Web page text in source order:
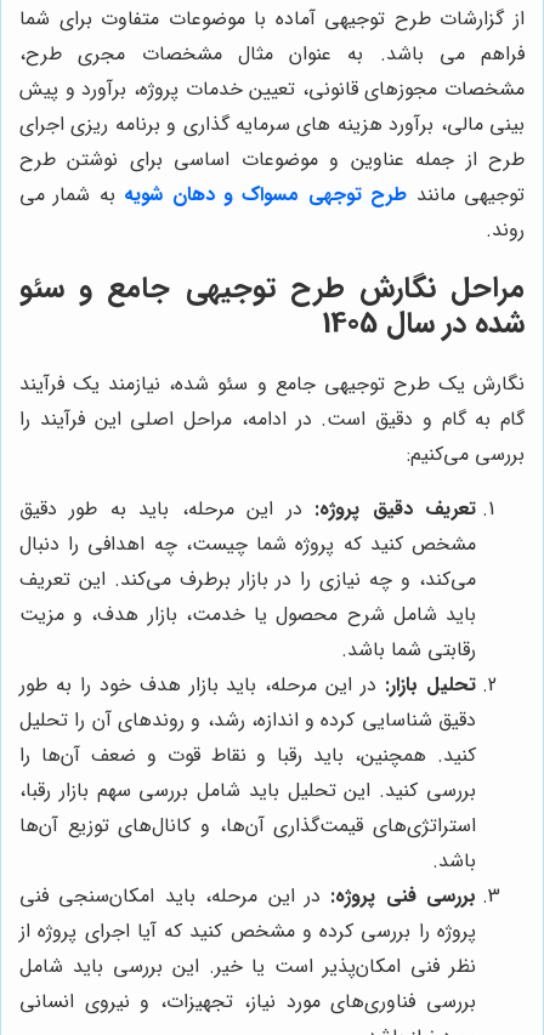
از گزارشات طرح توجیهی آماده با موضوعات متفاوت برای شما
فراهم می باشد. به عنوان مثال مشخصات مجری طرح،
مشخصات مجوزهای قانونی، تعیین خدمات پروژه، برآورد و پیش
بینی مالی، برآورد هزینه های سرمایه گذاری و برنامه ریزی اجرای
طرح از جمله عناوین و موضوعات اساسی برای نوشتن طرح
توجیهی مانند طرح توجهی مسواک و دهان شویه به شمار می
روند.
مراحل نگارش طرح توجیهی جامع و سئو
شده در سال 1405
نگارش یک طرح توجیهی جامع و سئو شده، نیازمند یک فرآیند
گام به گام و دقیق است. در ادامه، مراحل اصلی این فرآیند را
بررسی می‌کنیم:
تعریف دقیق پروژه: در این مرحله، باید به طور دقیق
مشخص کنید که پروژه شما چیست، چه اهدافی را دنبال
می‌کند، و چه نیازی را در بازار برطرف می‌کند. این تعریف
باید شامل شرح محصول یا خدمت، بازار هدف، و مزیت
رقابتی شما باشد.
تحلیل بازار: در این مرحله، باید بازار هدف خود را به طور
دقیق شناسایی کرده و اندازه، رشد، و روند‌های آن را تحلیل
کنید. همچنین، باید رقبا و نقاط قوت و ضعف آن‌ها را
بررسی کنید. این تحلیل باید شامل بررسی سهم بازار رقبا،
استراتژی‌های قیمت‌گذاری آن‌ها، و کانال‌های توزیع آن‌ها
باشد.
بررسی فنی پروژه: در این مرحله، باید امکان‌سنجی فنی
پروژه را بررسی کرده و مشخص کنید که آیا اجرای پروژه از
نظر فنی امکان‌پذیر است یا خیر. این بررسی باید شامل
بررسی فناوری‌های مورد نیاز، تجهیزات، و نیروی انسانی